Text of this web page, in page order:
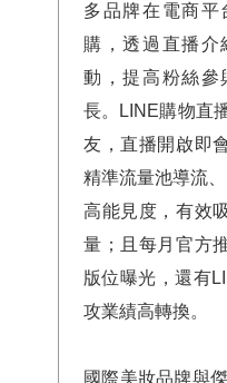
多品牌在電商平
購，透過直播介
動，提高粉絲參
長。LINE購物直
友，直播開啟即
精準流量池導流
高能見度，有效
量；且每月官方
版位曝光，還有
攻業績高轉換。
國際美妝品牌與